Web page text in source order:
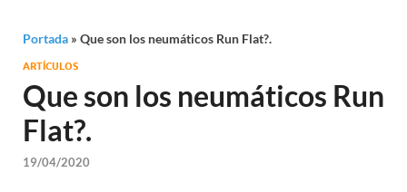
Portada » Que son los neumáticos Run Flat?.
ARTÍCULOS
Que son los neumáticos Run
Flat?.
19/04/2020